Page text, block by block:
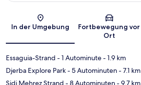
Karte
In der Umgebung
Fortbewegung vor
Ort
Essaguia-Strand - 1 Autominute- 1.9 km
Djerba Explore Park- 5 Autominuten- 7.1 km
Sidi Mehrez Strand - 8 Autominuten- 9.7 km